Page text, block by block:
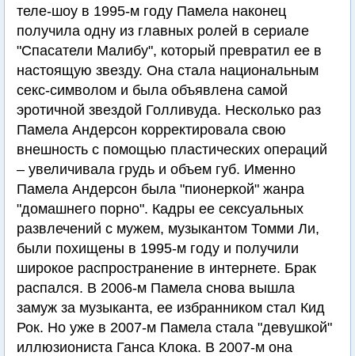
теле-шоу в 1995-м году Памела наконец
получила одну из главных ролей в сериале
"Спасатели Малибу", который превратил ее в
настоящую звезду. Она стала национальным
секс-символом и была объявлена самой
эротичной звездой Голливуда. Несколько раз
Памела Андерсон корректировала свою
внешность с помощью пластических операций
– увеличивала грудь и объем губ. Именно
Памела Андерсон была "пионеркой" жанра
"домашнего порно". Кадры ее сексуальных
развлечений с мужем, музыкантом Томми Ли,
были похищены в 1995-м году и получили
широкое распространение в интернете. Брак
распался. В 2006-м Памела снова вышла
замуж за музыканта, ее избранником стал Кид
Рок. Но уже в 2007-м Памела стала "девушкой"
иллюзиониста Ганса Клока. В 2007-м она